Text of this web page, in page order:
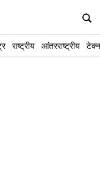
राष्ट्रीय आंतरराष्ट्रीय